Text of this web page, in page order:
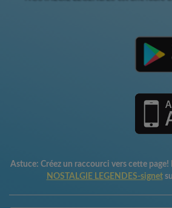
Astuce: Créez un raccourci vers cette
NOSTALGIE LEGENDES-signet